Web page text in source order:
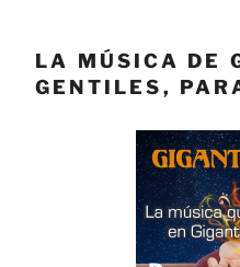
LA MÚSICA DE
GENTILES,